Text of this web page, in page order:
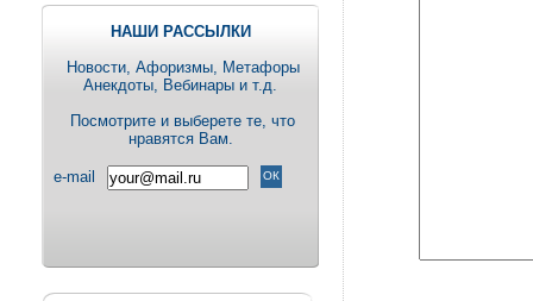
НАШИ РАССЫЛКИ
Новости, Aфоризмы, Метафоры
Анекдоты, Вебинары и т.д.
Посмотрите и выберете те, что
нравятся Вам.
e-mail